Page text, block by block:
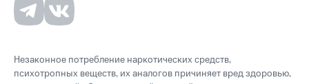
Незаконное потребление наркотических средств,
психотропных веществ, их аналогов причиняет вред здоровью,